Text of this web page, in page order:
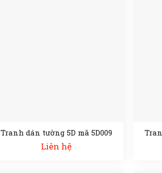
Tranh dán tường 5D mã 5D009
Liên hệ